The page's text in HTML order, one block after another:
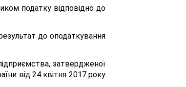
податку відповідно до
до оподаткування
затвердженої
від 24 квітня 2017 року